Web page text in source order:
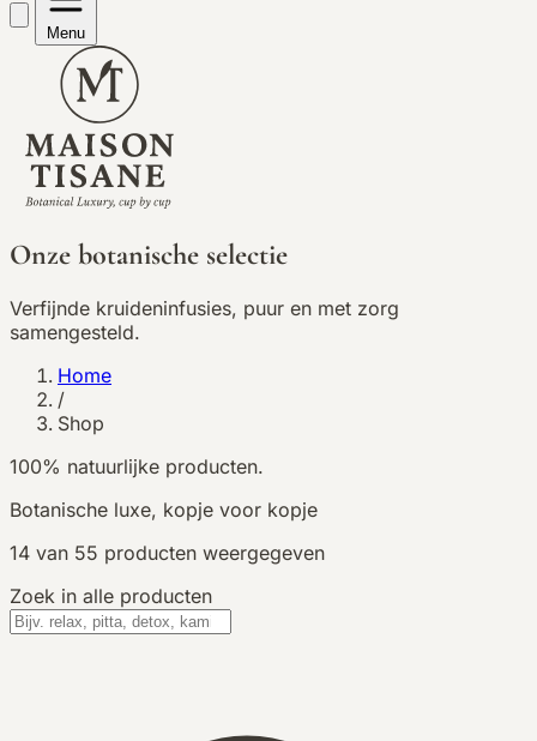
Menu
Onze botanische selectie
Verfijnde kruideninfusies, puur en met zorg
samengesteld.
Home
/
Shop
100% natuurlijke producten.
Botanische luxe, kopje voor kopje
14 van 55 producten weergegeven
Zoek in alle producten